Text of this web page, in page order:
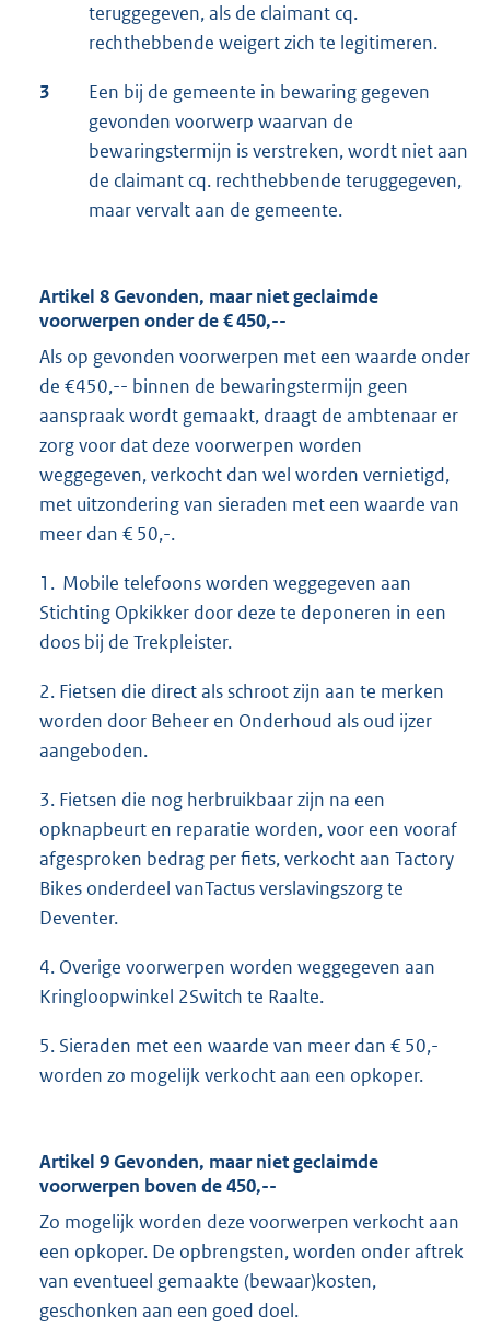
teruggegeven, als de claimant cq.
rechthebbende weigert zich te legitimeren.
3
Een bij de gemeente in bewaring gegeven
gevonden voorwerp waarvan de
bewaringstermijn is verstreken, wordt niet aan
de claimant cq. rechthebbende teruggegeven,
maar vervalt aan de gemeente.
Artikel 8 Gevonden, maar niet geclaimde
voorwerpen onder de € 450,--
Als op gevonden voorwerpen met een waarde onder
de €450,-- binnen de bewaringstermijn geen
aanspraak wordt gemaakt, draagt de ambtenaar er
zorg voor dat deze voorwerpen worden
weggegeven, verkocht dan wel worden vernietigd,
met uitzondering van sieraden met een waarde van
meer dan € 50,-.
1. Mobile telefoons worden weggegeven aan
Stichting Opkikker door deze te deponeren in een
doos bij de Trekpleister.
2. Fietsen die direct als schroot zijn aan te merken
worden door Beheer en Onderhoud als oud ijzer
aangeboden.
3. Fietsen die nog herbruikbaar zijn na een
opknapbeurt en reparatie worden, voor een vooraf
afgesproken bedrag per fiets, verkocht aan Tactory
Bikes onderdeel vanTactus verslavingszorg te
Deventer.
4. Overige voorwerpen worden weggegeven aan
Kringloopwinkel 2Switch te Raalte.
5. Sieraden met een waarde van meer dan € 50,-
worden zo mogelijk verkocht aan een opkoper.
Artikel 9 Gevonden, maar niet geclaimde
voorwerpen boven de 450,--
Zo mogelijk worden deze voorwerpen verkocht aan
een opkoper. De opbrengsten, worden onder aftrek
van eventueel gemaakte (bewaar)kosten,
geschonken aan een goed doel.